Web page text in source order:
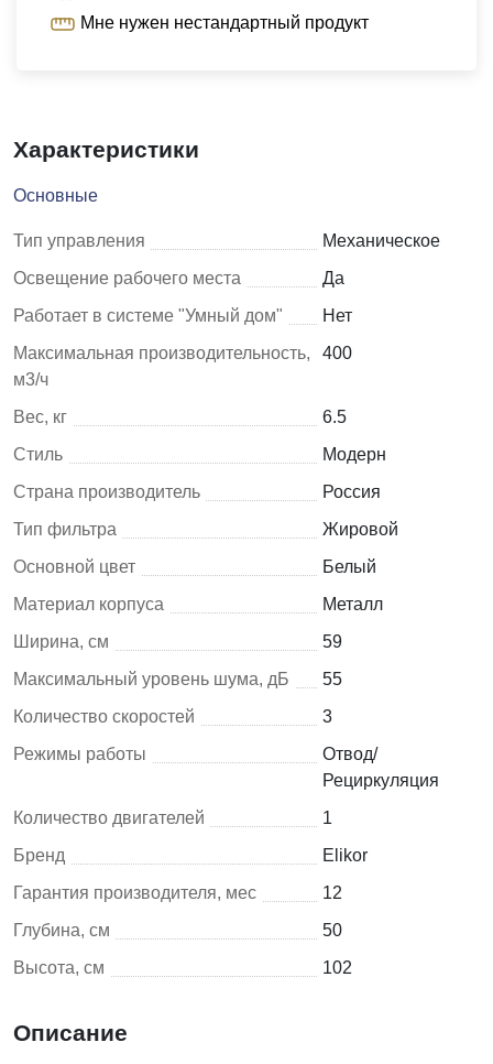
Мне нужен нестандартный продукт
Характеристики
Основные
Тип управления
Механическое
Освещение рабочего места
Да
Работает в системе "Умный дом"
Нет
Максимальная производительность,
м3/ч
400
Вес, кг
6.5
Стиль
Модерн
Страна производитель
Россия
Тип фильтра
Жировой
Основной цвет
Белый
Материал корпуса
Металл
Ширина, см
59
Максимальный уровень шума, дБ
55
Количество скоростей
3
Режимы работы
Отвод/
Рециркуляция
Количество двигателей
1
Бренд
Elikor
Гарантия производителя, мес
12
Глубина, см
50
Высота, см
102
Описание